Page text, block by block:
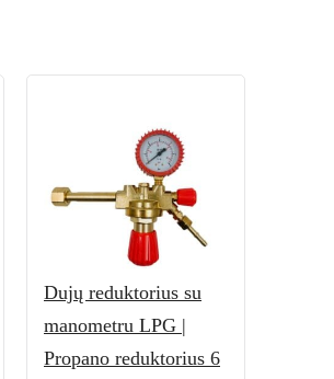
Dujų reduktorius su
manometru LPG |
Propano reduktorius 6